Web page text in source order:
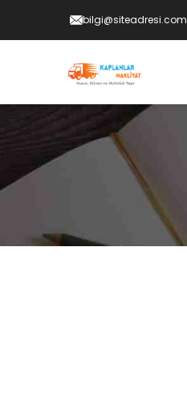
bilgi@siteadresi.com